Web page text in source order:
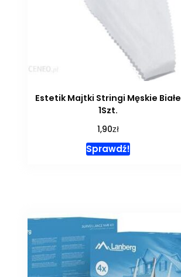
Estetik Majtki Stringi Męskie Białe
1Szt.
1,90zł
Sprawdź!